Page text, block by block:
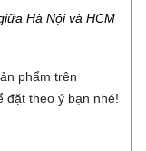
Hà Nội và HCM
phẩm trên
đặt theo ý bạn nhé!